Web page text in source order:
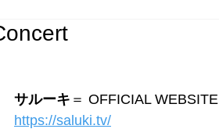
サルーキ ＝ OFFICIAL WEBSITE
https://saluki.tv/